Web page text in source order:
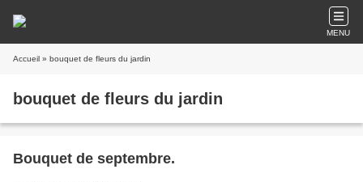
MENU
Accueil » bouquet de fleurs du jardin
bouquet de fleurs du jardin
Bouquet de septembre.